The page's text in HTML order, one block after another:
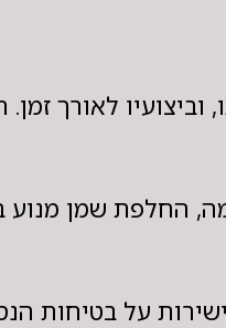
לאורך
החלפת שמן מנוע
על בטיחות